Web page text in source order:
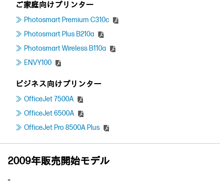
ご家庭向けプリンター
Photosmart Premium C310c
Photosmart Plus B210a
Photosmart Wireless B110a
ENVY100
ビジネス向けプリンター
OfficeJet 7500A
OfficeJet 6500A
OfficeJet Pro 8500A Plus
2009年販売開始モデル